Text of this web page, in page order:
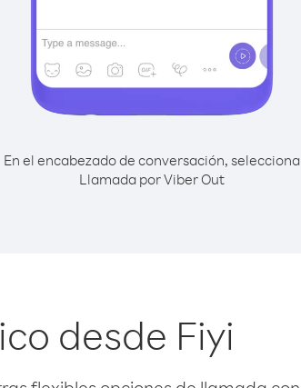
En el encabezado de conversación, selecciona
Llamada por Viber Out
desde Fiyi